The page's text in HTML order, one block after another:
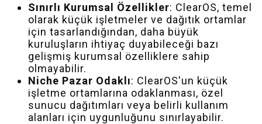
Sınırlı Kurumsal Özellikler: ClearOS, temel
olarak küçük işletmeler ve dağıtık ortamlar
için tasarlandığından, daha büyük
kuruluşların ihtiyaç duyabileceği bazı
gelişmiş kurumsal özelliklere sahip
olmayabilir.
Niche Pazar Odaklı: ClearOS'un küçük
işletme ortamlarına odaklanması, özel
sunucu dağıtımları veya belirli kullanım
alanları için uygunluğunu sınırlayabilir.